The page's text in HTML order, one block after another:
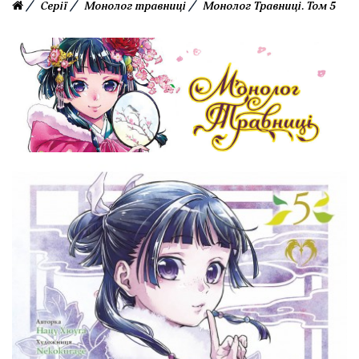
Серії Монолог травниці Монолог Травниці. Том 5